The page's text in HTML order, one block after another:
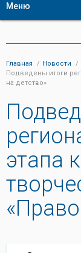
Меню
Главная Новости
Подведены итоги
на детство»
этапа